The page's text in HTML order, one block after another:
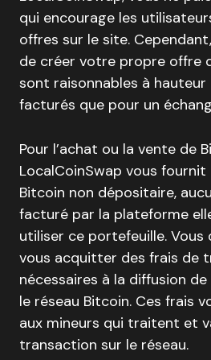
qui encourage les
offres sur le site.
de créer votre propre offre
sont raisonnables à hauteur
facturés que pour un
Pour l’achat ou la vente de
LocalCoinSwap vous
Bitcoin non dépositaire,
facturé par la plateforme
utiliser ce portefeuille. Vous
vous acquitter des frais de
nécessaires à la diffusion
le réseau Bitcoin. Ces frais
aux mineurs qui traitent et
transaction sur le réseau.